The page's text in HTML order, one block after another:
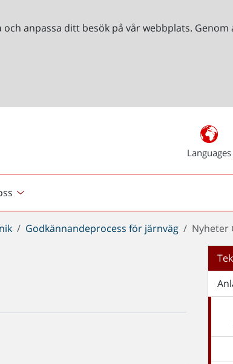
anpassa ditt besök på vår webbplats.
Languages
Godkännandeprocess för järnväg Nyheter